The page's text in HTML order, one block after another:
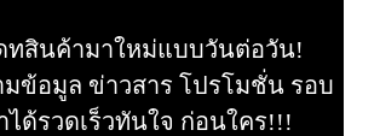
ทสินค้ามาใหม่แบบวันต่อวัน!
ข้อมูล ข่าวสาร โปรโมชั่น รอบ
ด้รวดเร็วทันใจ ก่อนใคร!!!